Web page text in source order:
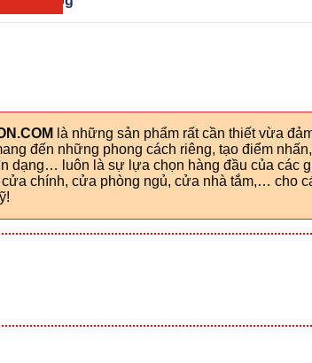
là những sản phẩm rất cần thiết vừa
đến những phong cách riêng, tạo điểm
dạng… luôn là sự lựa chọn hàng đầu của các
chính, cửa phòng ngủ, cửa nhà tắm,… cho